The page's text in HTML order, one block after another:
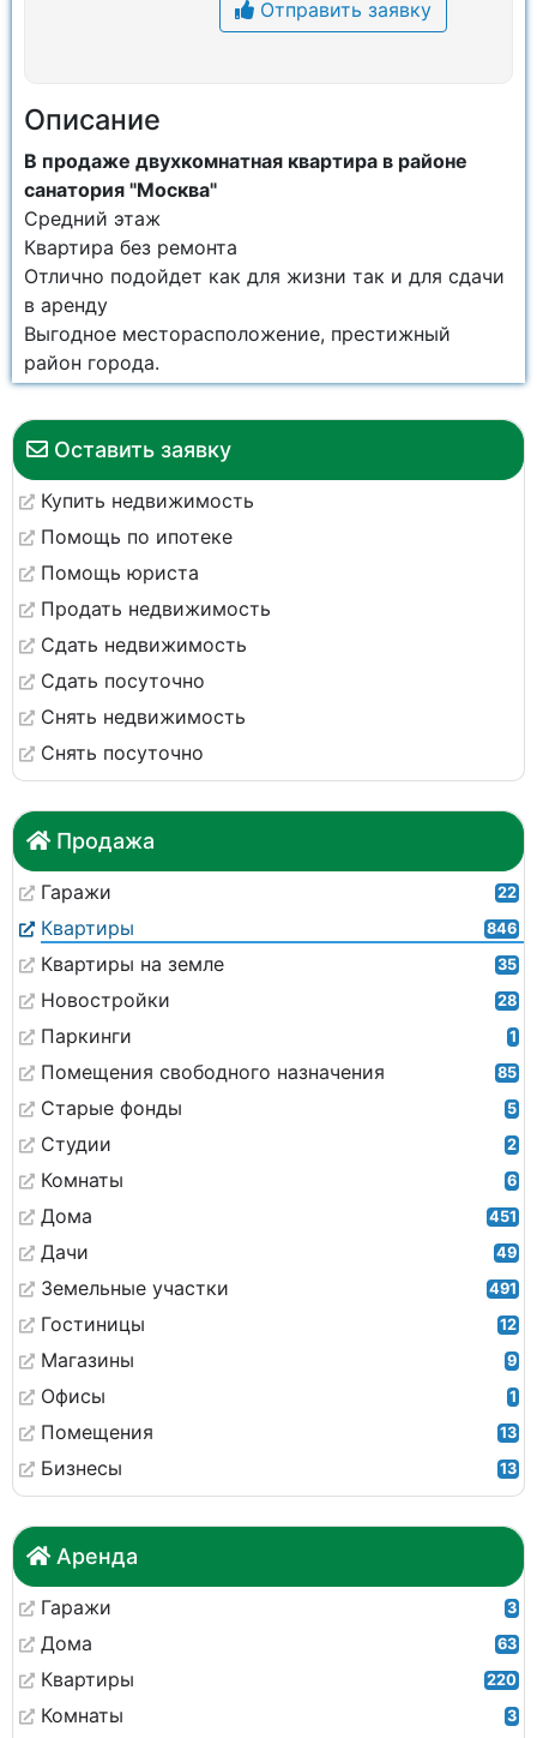
Оставить заявку
Купить недвижимость
Помощь по ипотеке
Помощь юриста
Продать недвижимость
Сдать недвижимость
Сдать посуточно
Снять недвижимость
Снять посуточно
Продажа
Гаражи 22
Квартиры 846
Квартиры на земле 35
Новостройки 28
Паркинги 1
Помещения свободного назначения 85
Старые фонды 5
Студии 2
Комнаты 6
Дома 451
Дачи 49
Земельные участки 491
Гостиницы 12
Магазины 9
Офисы 1
Помещения 13
Бизнесы 13
Аренда
Гаражи 3
Дома 63
Квартиры 220
Комнаты 3
Отправить заявку
Описание
В продаже двухкомнатная квартира в районе
санатория "Москва"
Средний этаж
Квартира без ремонта
Отлично подойдет как для жизни так и для сдачи
в аренду
Выгодное месторасположение, престижный
район города.